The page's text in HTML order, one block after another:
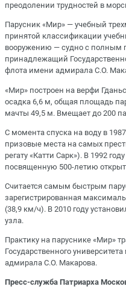
преодолении трудностей в
Парусник «Мир» — учебный
принятой классификации
вооружению — судно с полным
принадлежащий
флота имени адмирала С.О.
«Мир» построен на верфи
осадка 6,6 м, общая площадь
мачты 49,5 м. Вмещает до 200
С момента спуска на воду в
призовые места на самых
регату «Катти Сарк»). В 1992
посвященную 500-летию
Считается самым быстрым
зарегистрированная
(38,9 км/ч). В 2010 году
узла.
Практику на паруснике «Мир»
Государственного
адмирала С.О. Макарова.
Пресс-служба Патриарха